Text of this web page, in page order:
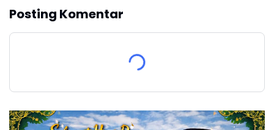
Posting Komentar